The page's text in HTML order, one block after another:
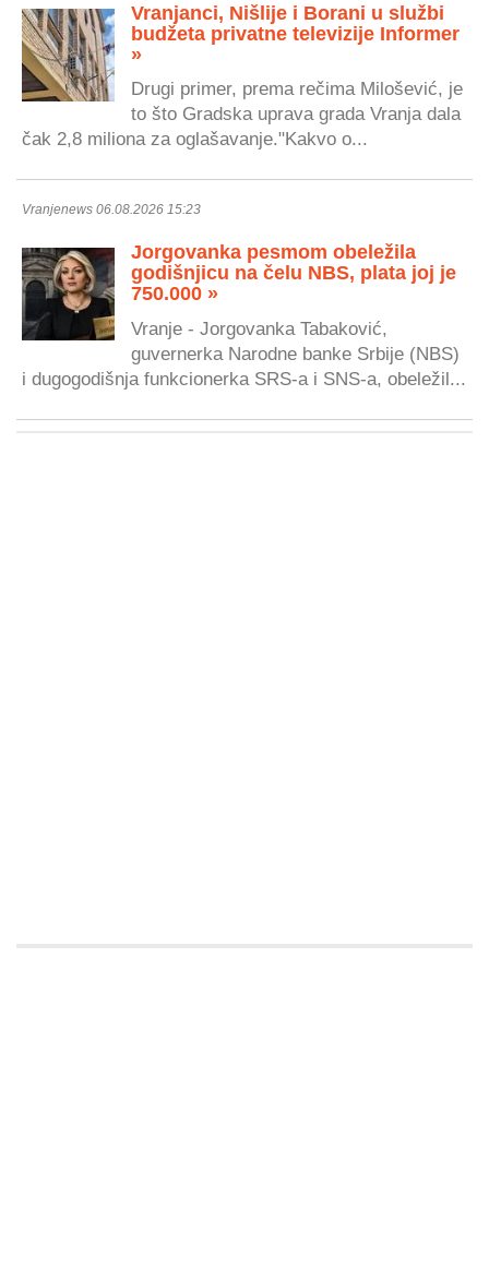
Vranjanci, Nišlije i Borani u službi
budžeta privatne televizije Informer
»
Drugi primer, prema rečima Milošević, je
to što Gradska uprava grada Vranja dala
čak 2,8 miliona za oglašavanje."Kakvo o...
Vranjenews 06.08.2026 15:23
Jorgovanka pesmom obeležila
godišnjicu na čelu NBS, plata joj je
750.000 »
Vranje - Jorgovanka Tabaković,
guvernerka Narodne banke Srbije (NBS)
i dugogodišnja funkcionerka SRS-a i SNS-a, obeležil...